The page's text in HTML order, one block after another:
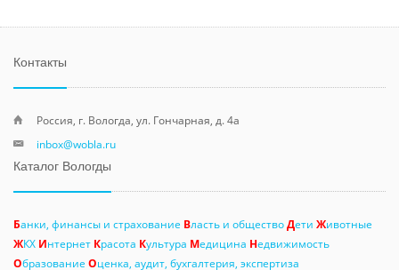
Контакты
Россия, г. Вологда, ул. Гончарная, д. 4а
inbox@wobla.ru
Каталог Вологды
Банки, финансы и страхование Власть и обществоДети Животные
ЖКХ Интернет Красота Культура Медицина Недвижимость
Образование Оценка, аудит, бухгалтерия, экспертиза